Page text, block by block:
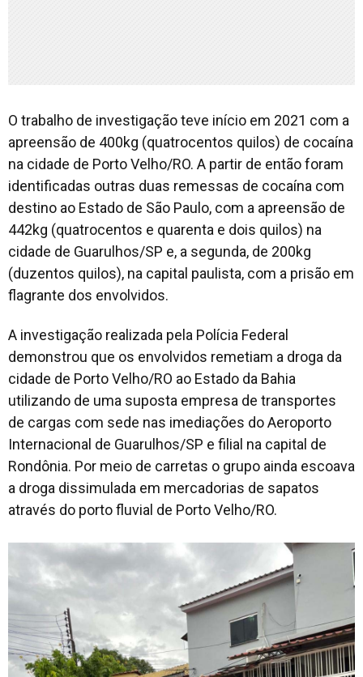
O trabalho de investigação teve início em 2021 com a
apreensão de 400kg (quatrocentos quilos) de cocaína
na cidade de Porto Velho/RO. A partir de então foram
identificadas outras duas remessas de cocaína com
destino ao Estado de São Paulo, com a apreensão de
442kg (quatrocentos e quarenta e dois quilos) na
cidade de Guarulhos/SP e, a segunda, de 200kg
(duzentos quilos), na capital paulista, com a prisão em
flagrante dos envolvidos.
A investigação realizada pela Polícia Federal
demonstrou que os envolvidos remetiam a droga da
cidade de Porto Velho/RO ao Estado da Bahia
utilizando de uma suposta empresa de transportes
de cargas com sede nas imediações do Aeroporto
Internacional de Guarulhos/SP e filial na capital de
Rondônia. Por meio de carretas o grupo ainda escoava
a droga dissimulada em mercadorias de sapatos
através do porto fluvial de Porto Velho/RO.